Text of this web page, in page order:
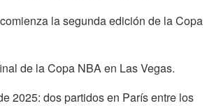
la segunda edición de la Copa
de la Copa NBA en Las Vegas.
2025: dos partidos en París entre los